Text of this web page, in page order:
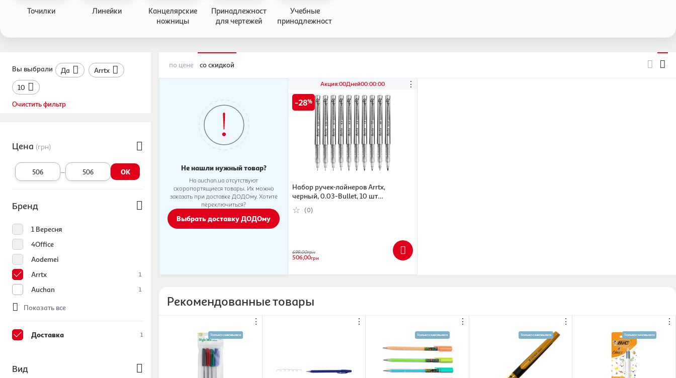
Точилки Линейки
Канцелярские
ножницы
Принадлежности
для чертежей
Учебные
принадлежности
Вы выбрали Да
Arrtx
10
Очистить фильтр
Цена (грн)
– OK
Бренд
1 Вересня
4Office
Aodemei
Arrtx
1
Auchan 1
Показать все
Доставка 1
Вид
по цене со скидкой
Не нашли нужный товар?
На auchan.ua отсутствуют
скоропортящиеся товары. Их можно
заказать при доставке ДОДОму. Хотите
переключиться?
Выбрать доставку ДОДОму
Акция:00Дней00:00:00
⋮
28
Набор ручек-лайнеров Arrtx,
черный, 0.03-Bullet, 10 шт
(6974703126067)
(0)
699,00грн
506,00грн
Рекомендованные товары
⋮ ⋮ ⋮ ⋮ ⋮